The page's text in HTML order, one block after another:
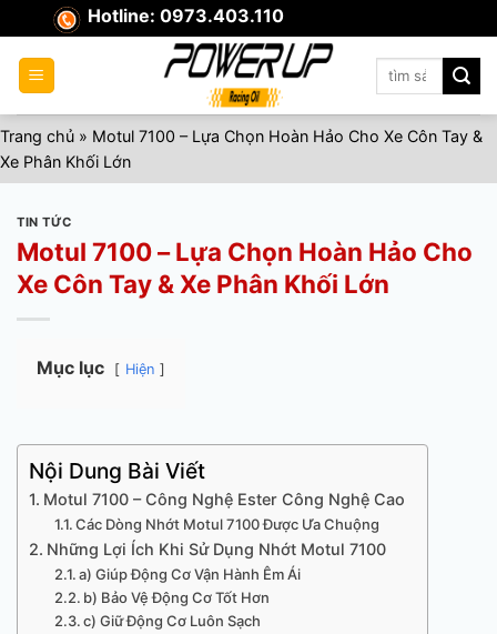
to
content
Hotline: 0973.403.110
Tìm
Trang chủ » Motul 7100 – Lựa Chọn Hoàn Hảo Cho Xe Côn Tay &
Xe Phân Khối Lớn
TIN TỨC
Motul 7100 – Lựa Chọn Hoàn Hảo Cho
Xe Côn Tay & Xe Phân Khối Lớn
Mục lục Hiện
Nội Dung Bài Viết
Motul 7100 – Công Nghệ Ester Công Nghệ Cao
Các Dòng Nhớt Motul 7100 Được Ưa Chuộng
Những Lợi Ích Khi Sử Dụng Nhớt Motul 7100
a) Giúp Động Cơ Vận Hành Êm Ái
b) Bảo Vệ Động Cơ Tốt Hơn
c) Giữ Động Cơ Luôn Sạch